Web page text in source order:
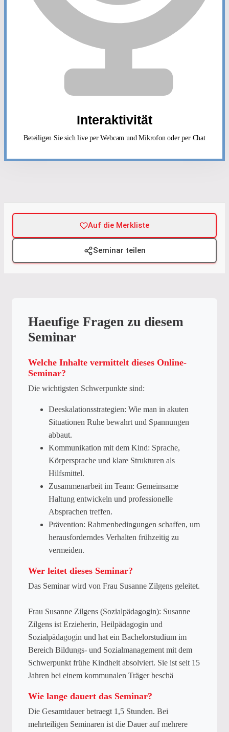
Interaktivität
Beteiligen Sie sich live per Webcam und Mikrofon oder per Chat
Auf die Merkliste
Seminar teilen
Haeufige Fragen zu diesem
Seminar
Welche Inhalte vermittelt dieses Online-
Seminar?
Die wichtigsten Schwerpunkte sind:
Deeskalationsstrategien: Wie man in akuten
Situationen Ruhe bewahrt und Spannungen
abbaut.
Kommunikation mit dem Kind: Sprache,
Körpersprache und klare Strukturen als
Hilfsmittel.
Zusammenarbeit im Team: Gemeinsame
Haltung entwickeln und professionelle
Absprachen treffen.
Prävention: Rahmenbedingungen schaffen, um
herausforderndes Verhalten frühzeitig zu
vermeiden.
Wer leitet dieses Seminar?
Das Seminar wird von Frau Susanne Zilgens geleitet.
Frau Susanne Zilgens (Sozialpädagogin): Susanne
Zilgens ist Erzieherin, Heilpädagogin und
Sozialpädagogin und hat ein Bachelorstudium im
Bereich Bildungs- und Sozialmanagement mit dem
Schwerpunkt frühe Kindheit absolviert. Sie ist seit 15
Jahren bei einem kommunalen Träger beschä
Wie lange dauert das Seminar?
Die Gesamtdauer betraegt 1,5 Stunden. Bei
mehrteiligen Seminaren ist die Dauer auf mehrere